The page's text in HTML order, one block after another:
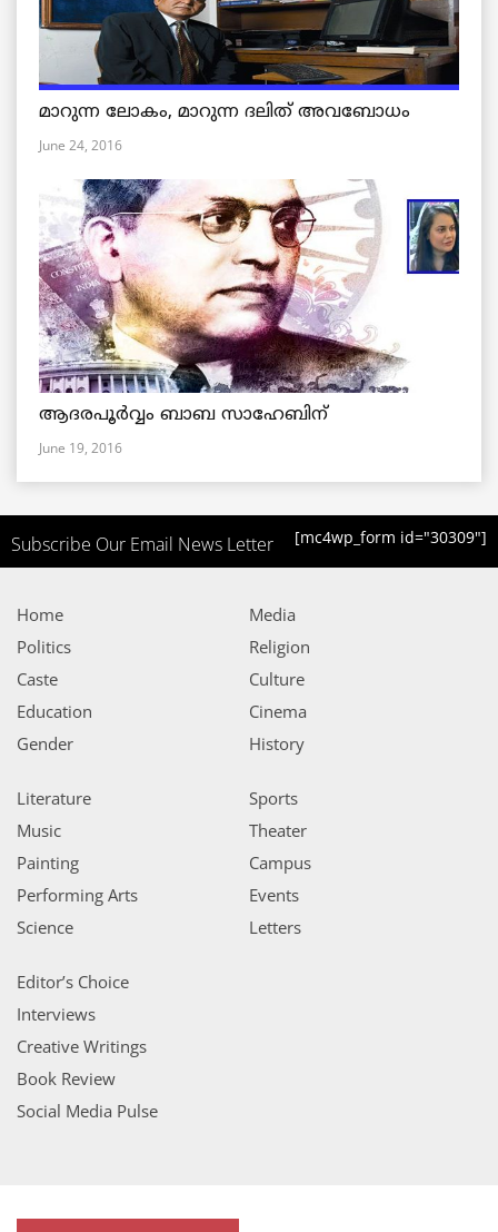
മാറുന്ന ലോകം, മാറുന്ന ദലിത് അവബോധം
June 24, 2016
ആദരപൂര്‍വ്വം ബാബ സാഹേബിന്
June 19, 2016
Subscribe Our Email News Letter [mc4wp_form id="30309"]
Home
Politics
Caste
Education
Gender
Media
Religion
Culture
Cinema
History
Literature
Music
Painting
Performing Arts
Science
Sports
Theater
Campus
Events
Letters
Editor’s Choice
Interviews
Creative Writings
Book Review
Social Media Pulse